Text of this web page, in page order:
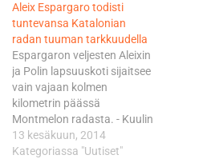
Bautista kiersi 5,5 kilometrin
radan nopeimmillaan ajassa
2.00,848. - Olosuhteet
radalla eivät olleet parhaat
mahdolliset ja päädyimme
keskittymään pääosin
takajousitukseen, joka oli
ongelmamme täällä viimeksi.
Saimme siltä…
Aleix Espargaro todisti
tuntevansa Katalonian
radan tuuman tarkkuudella
Espargaron veljesten Aleixin
ja Polin lapsuuskoti sijaitsee
vain vajaan kolmen
kilometrin päässä
Montmelon radasta. - Kuulin
kouluakin käydessäni
moottorien äänet radalta,
13 kesäkuun, 2014
Kategoriassa "Uutiset"